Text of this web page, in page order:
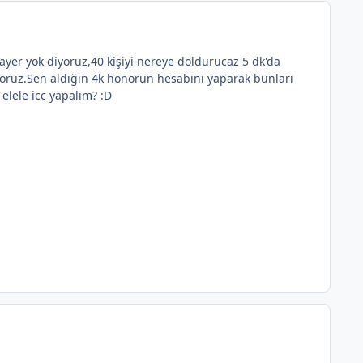
yok diyoruz,40 kişiyi nereye doldurucaz 5 dk'da
aldığın 4k honorun hesabını yaparak bunları
icc yapalım? :D